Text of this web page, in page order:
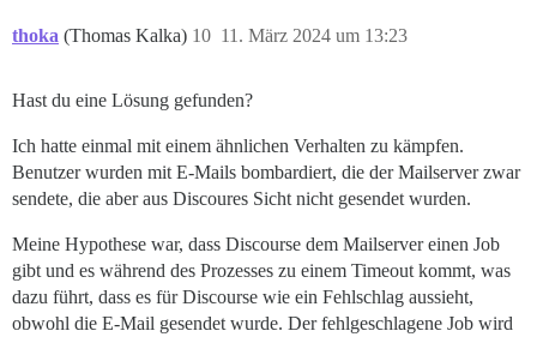
thoka (Thomas Kalka) 11. März 2024 um 13:23
10
Hast du eine Lösung gefunden?
Ich hatte einmal mit einem ähnlichen Verhalten zu kämpfen.
Benutzer wurden mit E-Mails bombardiert, die der Mailserver zwar
sendete, die aber aus Discoures Sicht nicht gesendet wurden.
Meine Hypothese war, dass Discourse dem Mailserver einen Job
gibt und es während des Prozesses zu einem Timeout kommt, was
dazu führt, dass es für Discourse wie ein Fehlschlag aussieht,
obwohl die E-Mail gesendet wurde. Der fehlgeschlagene Job wird